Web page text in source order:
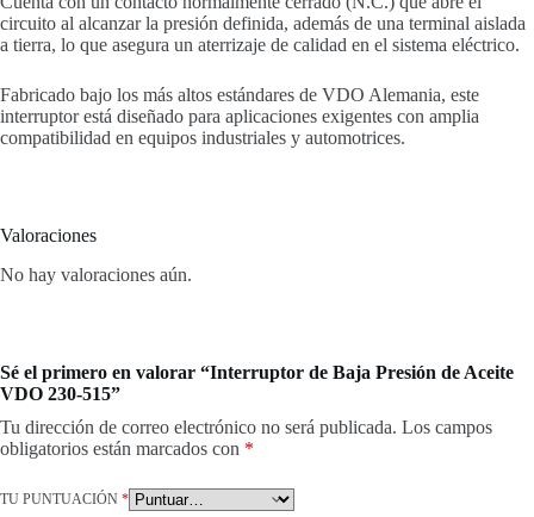
circuito al alcanzar la presión definida, además de una terminal aislada
a tierra, lo que asegura un aterrizaje de calidad en el sistema eléctrico.
Fabricado bajo los más altos estándares de VDO Alemania, este
interruptor está diseñado para aplicaciones exigentes con amplia
compatibilidad en equipos industriales y automotrices.
Valoraciones
No hay valoraciones aún.
Sé el primero en valorar “Interruptor de Baja Presión de Aceite
VDO 230-515”
Tu dirección de correo electrónico no será publicada. Los campos
obligatorios están marcados con *
TU PUNTUACIÓN *